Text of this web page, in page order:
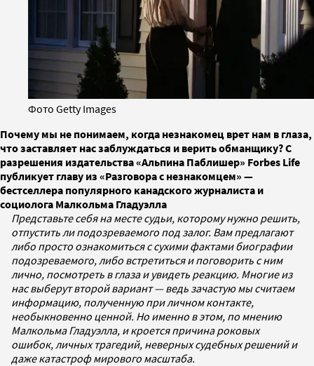
Фото Getty Images
Почему мы не понимаем, когда незнакомец врет нам в глаза,
что заставляет нас заблуждаться и верить обманщику? С
разрешения издательства «Альпина Паблишер» Forbes Life
публикует главу из «Разговора с незнакомцем» —
бестселлера популярного канадского журналиста и
социолога Малкольма Гладуэлла
Представьте себя на месте судьи, которому нужно решить,
отпустить ли подозреваемого под залог. Вам предлагают
либо просто ознакомиться с сухими фактами биографии
подозреваемого, либо встретиться и поговорить с ним
лично, посмотреть в глаза и увидеть реакцию. Многие из
нас выберут второй вариант — ведь зачастую мы считаем
информацию, полученную при личном контакте,
необыкновенно ценной. Но именно в этом, по мнению
Малкольма Гладуэлла, и кроется причина роковых
ошибок, личных трагедий, неверных судебных решений и
даже катастроф мирового масштаба.